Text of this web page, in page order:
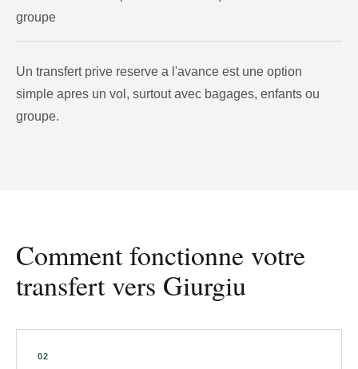
groupe
Un transfert prive reserve a l'avance est une option
simple apres un vol, surtout avec bagages, enfants ou
groupe.
Comment fonctionne votre
transfert vers Giurgiu